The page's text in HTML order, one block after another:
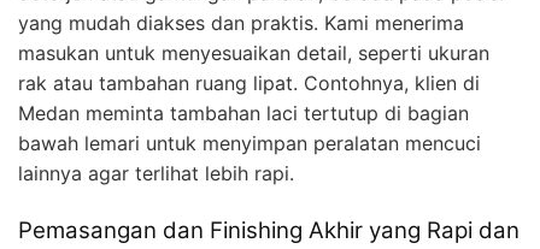
yang mudah diakses dan praktis. Kami menerima
masukan untuk menyesuaikan detail, seperti ukuran
rak atau tambahan ruang lipat. Contohnya, klien di
Medan meminta tambahan laci tertutup di bagian
bawah lemari untuk menyimpan peralatan mencuci
lainnya agar terlihat lebih rapi.
Pemasangan dan Finishing Akhir yang Rapi dan